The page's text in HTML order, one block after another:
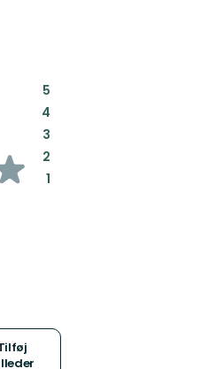
5:
4:
3:
2:
1: